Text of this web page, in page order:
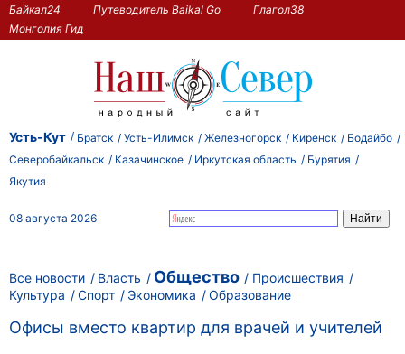
Байкал24 Путеводитель Baikal Go
Глагол38
Монголия Гид
Усть-Кут Братск Усть-Илимск Железногорск Киренск
Бодайбо
Северобайкальск
Казачинское Иркутская область
Бурятия
Якутия
08 августа 2026
Все новости Власть Общество
Происшествия
Культура
Спорт Экономика Образование
Офисы вместо квартир для врачей и учителей